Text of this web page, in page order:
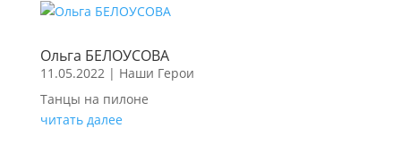
Ольга БЕЛОУСОВА
11.05.2022| Наши Герои
Танцы на пилоне
читать далее